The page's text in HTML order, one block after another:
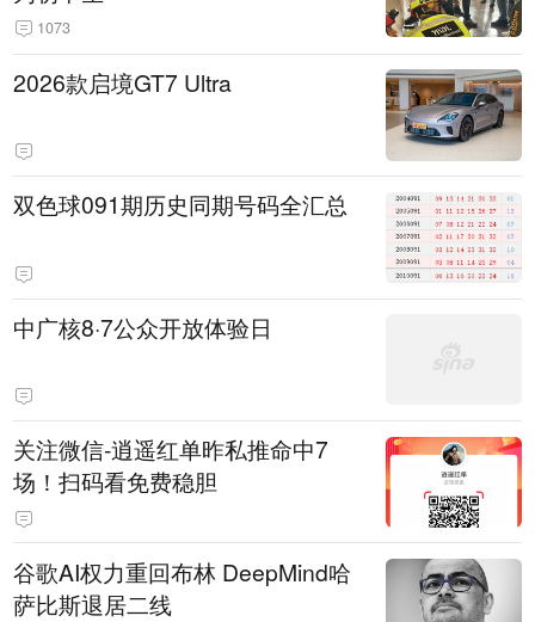
1073
2026款启境GT7 Ultra
双色球091期历史同期号码全汇总
中广核8·7公众开放体验日
关注微信-逍遥红单昨私推命中7
场！扫码看免费稳胆
谷歌AI权力重回布林 DeepMind哈
萨比斯退居二线